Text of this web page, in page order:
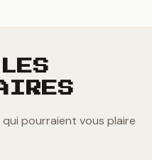
pourraient vous plaire